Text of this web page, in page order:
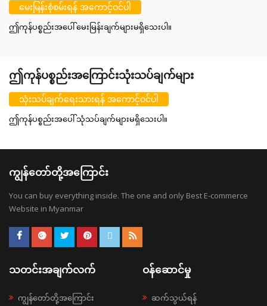
မေးမြန်းစုံစမ်းရန် အကောင့်ဝင်ပါ
ဤကုန်ပစ္စည်းအပေါ် မေးမြန်းချက်များမရှိသေးပါ။
ဤကုန်ပစ္စည်းအကြောင်းသုံးသပ်ချက်များ
သုံးသပ်ချက်ရေးသားရန် အကောင့်ဝင်ပါ
ဤကုန်ပစ္စည်းအပေါ် သုံသပ်ချက်များမရှိသေးပါ။
ကျွန်တော်တို့အကြောင်း
You can buy everything inside. The one and only Best E-commerce
Website in Myanmar
သတင်းအချက်လက်
ကျွန်တော်တို့အကြောင်း
ဝန်ဆောင်မှု
ဆက်သွယ်ရန်